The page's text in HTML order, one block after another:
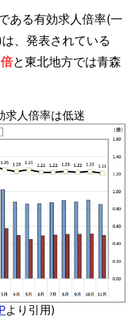
ある有効求人倍率(一
、発表されている
と東北地方では青森
人倍率は低迷
より引用)